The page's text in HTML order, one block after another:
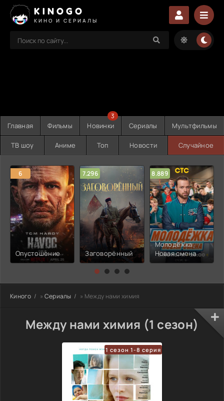
KINOGO
КИНО И СЕРИАЛЫ
Главная Фильмы Новинки
3
Сериалы Мультфильмы
ТВ шоу Аниме Топ Новости Случайное
6
Опустошение
7.296
Заговорённый
8.889
Молодёжка:
Новая смена
Киного » Сериалы » Между нами химия
Между нами химия (1 сезон)
1 сезон 1-8 серия